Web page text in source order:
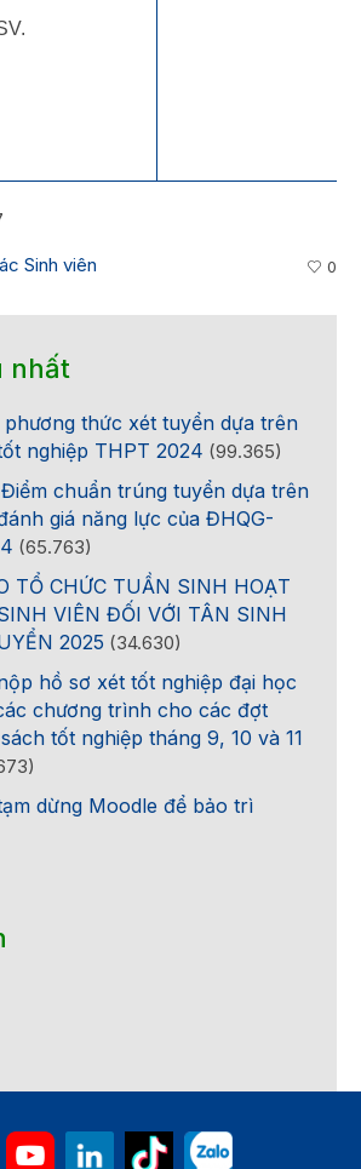
Sinh viên 0
nhất
thức xét tuyển dựa trên
nghiệp THPT 2024 (99.365)
chuẩn trúng tuyển dựa trên
giá năng lực của ĐHQG-
(65.763)
TỔ CHỨC TUẦN SINH HOẠT
VIÊN ĐỐI VỚI TÂN SINH
2025 (34.630)
hồ sơ xét tốt nghiệp đại học
chương trình cho các đợt
tốt nghiệp tháng 9, 10 và 11
dừng Moodle để bảo trì